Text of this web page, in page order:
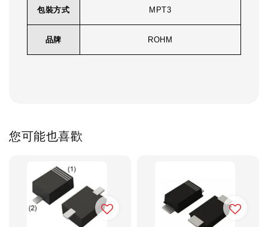
包裝方式 MPT3
品牌 ROHM
您可能也喜歡